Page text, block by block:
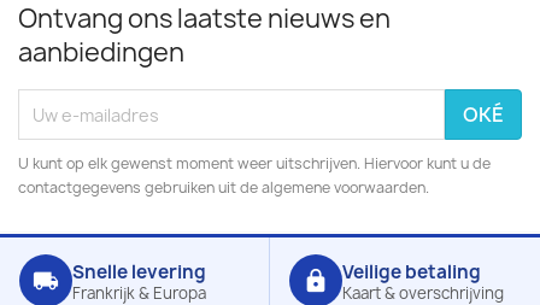
Ontvang ons laatste nieuws en
aanbiedingen
U kunt op elk gewenst moment weer uitschrijven. Hiervoor kunt u de
contactgegevens gebruiken uit de algemene voorwaarden.
local_shipping Snelle levering
Frankrijk & Europa lock Veilige betaling
Kaart & overschrijving